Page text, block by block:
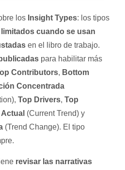
los Insight Types: los tipos
limitados cuando se usan
en el libro de trabajo.
para habilitar más
Contributors, Bottom
Concentrada
Top Drivers,Top
(Current Trend) y
(Trend Change). El tipo
revisar las narrativas